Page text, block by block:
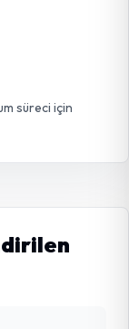
süreci için